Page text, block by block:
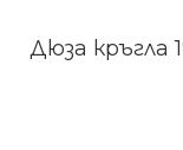
Дюза кръгла